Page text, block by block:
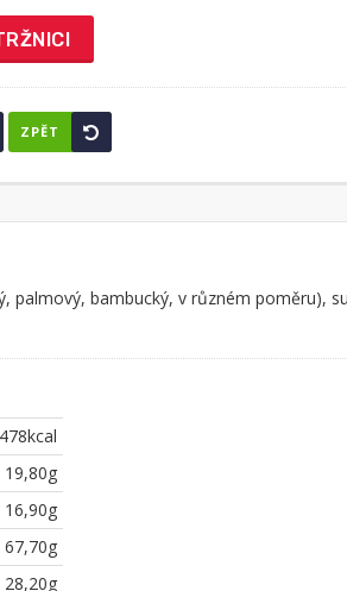
ZPĚT
bambucký, v různém poměru),
19,80g
16,90g
67,70g
28,20g